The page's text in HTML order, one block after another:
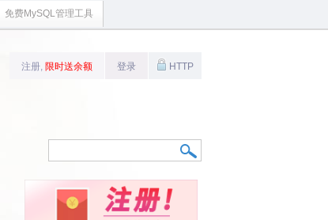
免费MySQL管理工具
注册, 限时送余额 登录 HTTP